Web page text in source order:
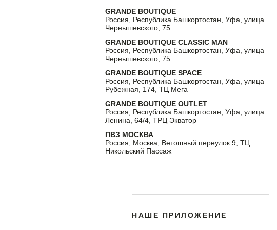
GRANDE BOUTIQUE
Россия, Республика Башкортостан, Уфа, улица
Чернышевского, 75
GRANDE BOUTIQUE CLASSIC MAN
Россия, Республика Башкортостан, Уфа, улица
Чернышевского, 75
GRANDE BOUTIQUE SPACE
Россия, Республика Башкортостан, Уфа, улица
Рубежная, 174, ТЦ Мега
GRANDE BOUTIQUE OUTLET
Россия, Республика Башкортостан, Уфа, улица
Ленина, 64/4, ТРЦ Экватор
ПВЗ МОСКВА
Россия, Москва, Ветошный переулок 9, ТЦ
Никольский Пассаж
НАШЕ ПРИЛОЖЕНИЕ